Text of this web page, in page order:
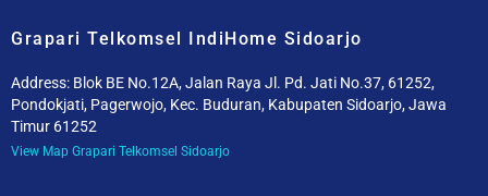
Grapari Telkomsel IndiHome Sidoarjo
Address: Blok BE No.12A, Jalan Raya Jl. Pd. Jati No.37, 61252,
Pondokjati, Pagerwojo, Kec. Buduran, Kabupaten Sidoarjo, Jawa
Timur 61252
View Map Grapari Telkomsel Sidoarjo